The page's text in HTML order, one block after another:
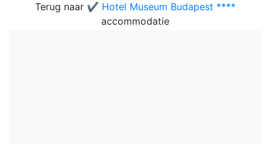
Terug naar ✔️ Hotel Museum Budapest ****
accommodatie